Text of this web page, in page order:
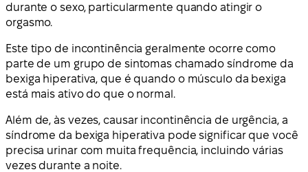
durante o sexo, particularmente quando atingir o
orgasmo.
Este tipo de incontinência geralmente ocorre como
parte de um grupo de sintomas chamado síndrome da
bexiga hiperativa, que é quando o músculo da bexiga
está mais ativo do que o normal.
Além de, às vezes, causar incontinência de urgência, a
síndrome da bexiga hiperativa pode significar que você
precisa urinar com muita frequência, incluindo várias
vezes durante a noite.